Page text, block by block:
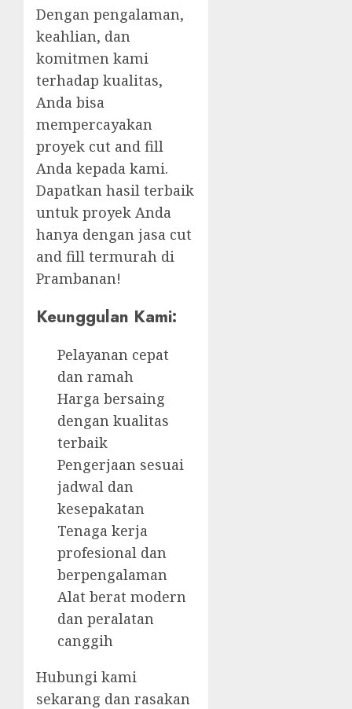
Dengan pengalaman,
keahlian, dan
komitmen kami
terhadap kualitas,
Anda bisa
mempercayakan
proyek cut and fill
Anda kepada kami.
Dapatkan hasil terbaik
untuk proyek Anda
hanya dengan jasa cut
and fill termurah di
Prambanan!
Keunggulan Kami:
Pelayanan cepat
dan ramah
Harga bersaing
dengan kualitas
terbaik
Pengerjaan sesuai
jadwal dan
kesepakatan
Tenaga kerja
profesional dan
berpengalaman
Alat berat modern
dan peralatan
canggih
Hubungi kami
sekarang dan rasakan